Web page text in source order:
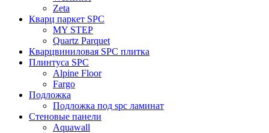
Zeta
Кварц паркет SPC
MY STEP
Quartz Parquet
Кварцвиниловая SPC плитка
Плинтуса SPC
Alpine Floor
Fargo
Подложка
Подложка под spc ламинат
Стеновые панели
Aquawall